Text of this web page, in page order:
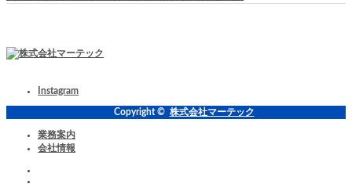
Instagram
Copyright © 株式会社マーテック
業務案内
会社情報